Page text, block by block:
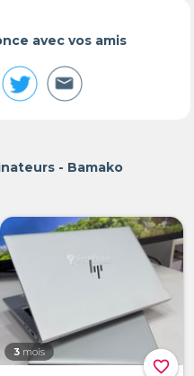
avec vos amis
- Bamako
favorite_border
3 mois